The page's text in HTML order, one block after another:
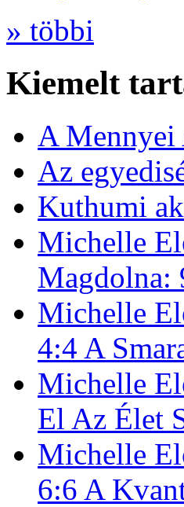
» többi
Kiemelt
A Mennyei
Az
Kuthumi
Michelle
Magdolna:
Michelle
4:4 A
Michelle
El Az Élet
Michelle
6:6 A